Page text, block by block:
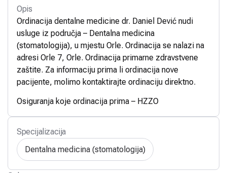
Opis
Ordinacija dentalne medicine dr. Daniel Dević nudi
usluge iz područja – Dentalna medicina
(stomatologija), u mjestu Orle. Ordinacija se nalazi na
adresi Orle 7, Orle. Ordinacija primarne zdravstvene
zaštite. Za informaciju prima li ordinacija nove
pacijente, molimo kontaktirajte ordinaciju direktno.
Osiguranja koje ordinacija prima – HZZO
Specijalizacija
Dentalna medicina (stomatologija)